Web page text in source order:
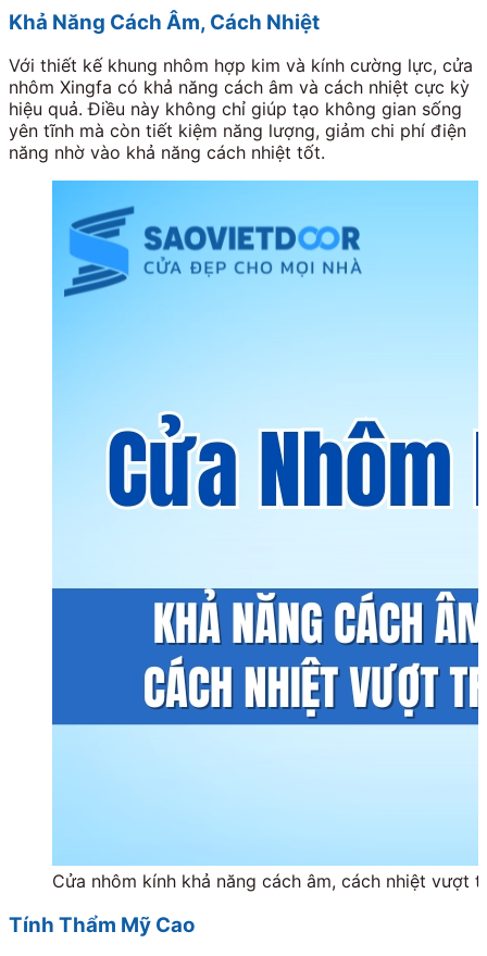
Khả Năng Cách Âm, Cách Nhiệt
Với thiết kế khung nhôm hợp kim và kính cường lực, cửa
nhôm Xingfa có khả năng cách âm và cách nhiệt cực kỳ
hiệu quả. Điều này không chỉ giúp tạo không gian sống
yên tĩnh mà còn tiết kiệm năng lượng, giảm chi phí điện
năng nhờ vào khả năng cách nhiệt tốt.
Cửa nhôm kính khả năng cách âm, cách nhiệt vượt
Tính Thẩm Mỹ Cao